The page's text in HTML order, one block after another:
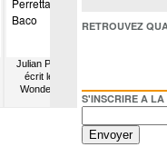
Julian Perretta
écrit le titre
Wonder Why
Open-mic
RETROUVEZ
S'INSCRIRE A LA